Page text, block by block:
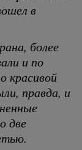
в
более
и по
красивой
правда, и
две